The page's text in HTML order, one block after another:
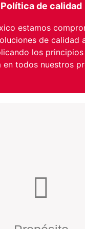
Política de calidad
estamos
de calidad
los
en todos nuestros